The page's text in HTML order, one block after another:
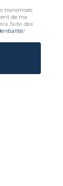
transmises
de ma
faite des
)